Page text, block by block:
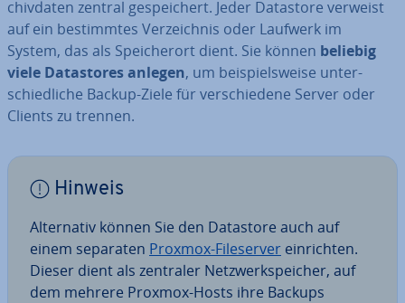
chiv­da­ten zentral ge­spei­chert. Jeder Datastore verweist
auf ein be­stimm­tes Ver­zeich­nis oder Laufwerk im
System, das als Spei­cher­ort dient. Sie können beliebig
viele Da­tasto­res anlegen, um bei­spiels­wei­se un­ter­
schied­li­che Backup-Ziele für ver­schie­de­ne Server oder
Clients zu trennen.
Hinweis
Al­ter­na­tiv können Sie den Datastore auch auf
einem separaten Proxmox-File­ser­ver ein­rich­ten.
Dieser dient als zentraler Netz­werk­spei­cher, auf
dem mehrere Proxmox-Hosts ihre Backups